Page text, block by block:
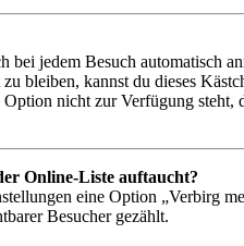
jedem Besuch automatisch
bleiben, kannst du dieses
nicht zur Verfügung
Online-Liste auftaucht?
eine Option „Verbirg
Besucher gezählt.